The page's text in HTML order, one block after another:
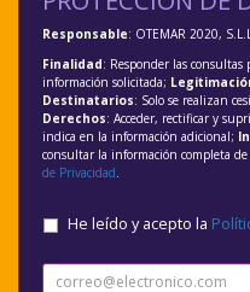
Responsable: OTEMAR 2020,
Finalidad: Responder las
información solicitada;
Destinatarios: Solo se realizan
Derechos: Acceder, rectificar y
indica en la información adicional;
consultar la información completa
de Privacidad.
He leído y acepto la